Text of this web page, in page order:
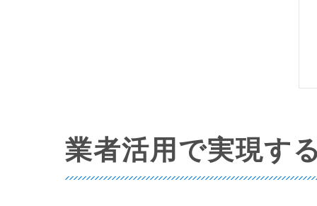
業者活用で実現す